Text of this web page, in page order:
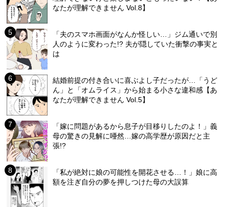
なたが理解できません Vol.8】
「夫のスマホ画面がなんか怪しい…」ジム通いで別
人のように変わった!? 夫が隠していた衝撃の事実と
は
結婚前提の付き合いに喜ぶよし子だったが…「うど
ん」と「オムライス」から始まる小さな違和感【あ
なたが理解できません Vol.5】
「嫁に問題があるから息子が目移りしたのよ！」義
母の驚きの見解に唖然…嫁の高学歴が原因だと主
張!?
「私が絶対に娘の可能性を開花させる…！」娘に高
額を注ぎ自分の夢を押しつけた母の大誤算